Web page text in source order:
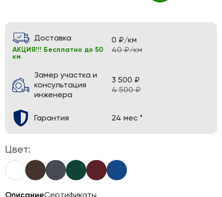
Доставка
АКЦИЯ!!! Бесплатно до 50
км
0 ₽/км
40 ₽/км
Замер участка и
консультация
инженера
3 500 ₽
4 500 ₽
Гарантия 24 мес *
Цвет:
ОписаниеСертификаты